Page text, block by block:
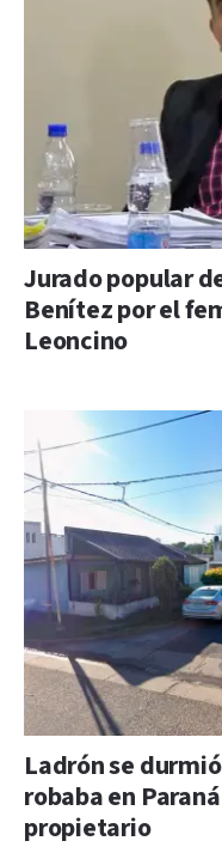
Jurado popular
Benítez por el
Leoncino
Ladrón se
robaba en
propietario